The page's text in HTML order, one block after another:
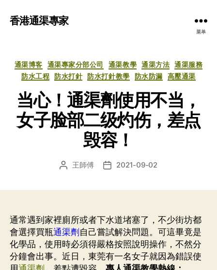
香港通渠專家
菜单
分
类
通渠博客 通渠專家分部公司 通渠教學 通渠方法 通渠服務
防水工程
防水打針 防水打針教學 防水防漏 高壓通渠
当心！通渠劑使用不当，
女子脸部二级灼伤，差点
毁容！
文 王師傅
发 2021-09-02
通常遇到家裡廁所或者下水道堵塞了，不少街坊都
會選擇買瓶通渠劑 自己嘗試解決問題。可這畢竟是
化學品，使用時必須得嚴格按照說明操作，不然分
分鐘會出事。近日，東莞有一名女子就因為錯誤使